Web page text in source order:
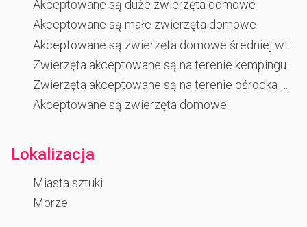
Akceptowane są duże zwierzęta domowe
Akceptowane są małe zwierzęta domowe
Zwierzęta akceptowane są na terenie kempingu
Akceptowane są zwierzęta domowe
Lokalizacja
Miasta sztuki
Morze